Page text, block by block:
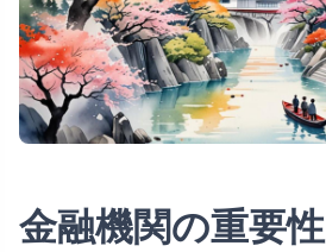
金融機関の重要性